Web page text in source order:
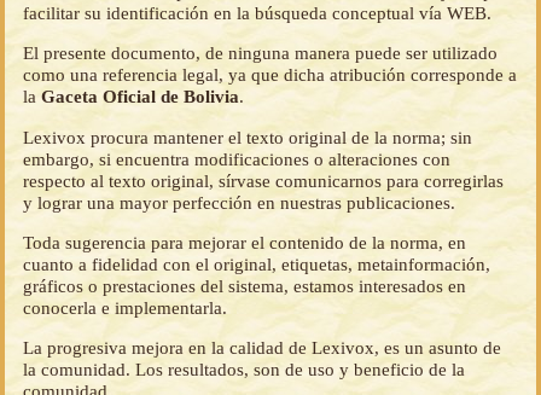
facilitar su identificación en la búsqueda conceptual vía WEB.
El presente documento, de ninguna manera puede ser utilizado
como una referencia legal, ya que dicha atribución corresponde a
laGaceta Oficial de Bolivia.
Lexivox procura mantener el texto original de la norma; sin
embargo, si encuentra modificaciones o alteraciones con
respecto al texto original, sírvase comunicarnos para corregirlas
y lograr una mayor perfección en nuestras publicaciones.
Toda sugerencia para mejorar el contenido de la norma, en
cuanto a fidelidad con el original, etiquetas, metainformación,
gráficos o prestaciones del sistema, estamos interesados en
conocerla e implementarla.
La progresiva mejora en la calidad de Lexivox, es un asunto de
la comunidad. Los resultados, son de uso y beneficio de la